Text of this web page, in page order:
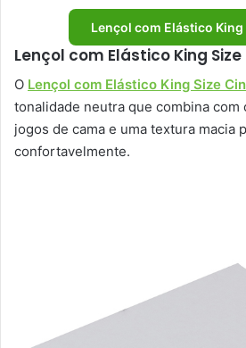
Lençol com Elástico King
Lençol com Elástico King Size
O Lençol com Elástico King Size
tonalidade neutra que combina com
jogos de cama e uma textura macia
confortavelmente.